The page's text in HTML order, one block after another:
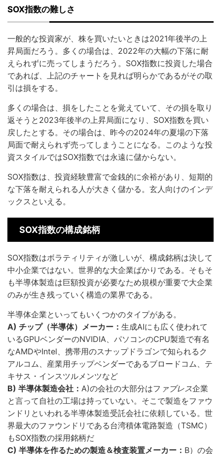
SOX指数の難しさ
一般的な投資家が、株を買いたいときは2021年後半の上
昇局面だろう。多くの場合は、2022年の大幅の下落に耐
えられずに売ってしまうだろう。SOX指数に投資した場合
であれば、上記のチャートを見れば明らかであるがその取
引は損をする。
多くの場合は、損をしたことを覚えていて、その損を取り
返そうと2023年後半の上昇局面になり、SOX指数を買い
戻したとする。その場合は、昨今の2024年の夏場の下落
局面で耐えられず売ってしまうことになる。このような投
資スタイルではSOX指数では永遠に儲からない。
SOX指数は、投資経験豊富で金銭的に余裕があり、短期的
な下落を耐えられる人が大きく儲かる。玄人向けのインデ
ックスといえる。
SOX指数の構成銘柄
SOX指数はボラティリティが激しいが、構成銘柄は決して
中小企業ではない。世界的な大企業ばかりである。そもそ
も半導体製造は巨額投資が必要なため規模が重要で大企業
のみが生き残っていく構造の業界である。
半導体企業といってもいくつかのタイプがある。
A) チップ（半導体）メーカー： 生成AIにも広く使われて
いるGPUベンダーのNVIDIA、パソコンのCPU製造で有名
なAMDやIntel、携帯用のスナップドラゴンで知られるク
アルコム、産業用チップベンダーであるブロードコム、テ
キサス・インスツルメンツなど
B) 半導体製造会社： A)の会社の大部分はフ ァブレス企業
と言って自社の工場は持っていない。そこで製造をファウ
ンドリといわれる半導体製造受託会社に依頼している。世
界最大のファウンドリである台湾積体電路製造（TSMC）
もSOX指数の採用銘柄だ
C) 半導体を作るための製造＆検査装置メーカー： B）の会